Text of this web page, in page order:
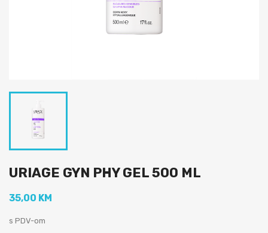
URIAGE GYN PHY GEL 500 ML
35,00 KM
s PDV-om